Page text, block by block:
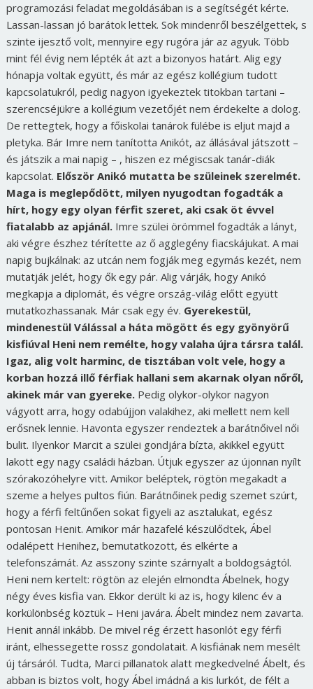
programozási feladat megoldásában is a segítségét kérte.
Lassan-lassan jó barátok lettek. Sok mindenről beszélgettek, s
szinte ijesztő volt, mennyire egy rugóra jár az agyuk. Több
mint fél évig nem lépték át azt a bizonyos határt. Alig egy
hónapja voltak együtt, és már az egész kollégium tudott
kapcsolatukról, pedig nagyon igyekeztek titokban tartani –
szerencséjükre a kollégium vezetőjét nem érdekelte a dolog.
De rettegtek, hogy a főiskolai tanárok fülébe is eljut majd a
pletyka. Bár Imre nem tanította Anikót, az állásával játszott –
és játszik a mai napig – , hiszen ez mégiscsak tanár-diák
kapcsolat. Először Anikó mutatta be szüleinek szerelmét.
Maga is meglepődött, milyen nyugodtan fogadták a
hírt, hogy egy olyan férfit szeret, aki csak öt évvel
fiatalabb az apjánál.Imre szülei örömmel fogadták a lányt,
aki végre észhez térítette az ő agglegény fiacskájukat. A mai
napig bujkálnak: az utcán nem fogják meg egymás kezét, nem
mutatják jelét, hogy ők egy pár. Alig várják, hogy Anikó
megkapja a diplomát, és végre ország-világ előtt együtt
mutatkozhassanak. Már csak egy év. Gyerekestül,
mindenestül Válással a háta mögött és egy gyönyörű
kisfiúval Heni nem remélte, hogy valaha újra társra talál.
Igaz, alig volt harminc, de tisztában volt vele, hogy a
korban hozzá illő férfiak hallani sem akarnak olyan nőről,
akinek már van gyereke.Pedig olykor-olykor nagyon
vágyott arra, hogy odabújjon valakihez, aki mellett nem kell
erősnek lennie. Havonta egyszer rendeztek a barátnőivel női
bulit. Ilyenkor Marcit a szülei gondjára bízta, akikkel együtt
lakott egy nagy családi házban. Útjuk egyszer az újonnan nyílt
szórakozóhelyre vitt. Amikor beléptek, rögtön megakadt a
szeme a helyes pultos fiún. Barátnőinek pedig szemet szúrt,
hogy a férfi feltűnően sokat figyeli az asztalukat, egész
pontosan Henit. Amikor már hazafelé készülődtek, Ábel
odalépett Henihez, bemutatkozott, és elkérte a
telefonszámát. Az asszony szinte szárnyalt a boldogságtól.
Heni nem kertelt: rögtön az elején elmondta Ábelnek, hogy
négy éves kisfia van. Ekkor derült ki az is, hogy kilenc év a
korkülönbség köztük – Heni javára. Ábelt mindez nem zavarta.
Henit annál inkább. De mivel rég érzett hasonlót egy férfi
iránt, elhessegette rossz gondolatait. A kisfiának nem mesélt
új társáról. Tudta, Marci pillanatok alatt megkedvelné Ábelt, és
abban is biztos volt, hogy Ábel imádná a kis lurkót, de félt a